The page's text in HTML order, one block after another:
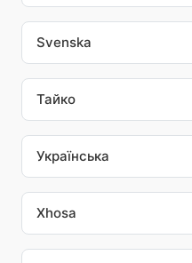
Svenska
Тайко
Українська
Xhosa